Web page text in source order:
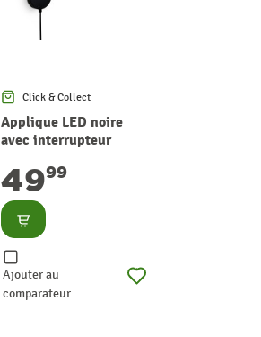
Click & Collect
Applique LED noire
avec interrupteur
4999
Consulter
Ajouter au
comparateur